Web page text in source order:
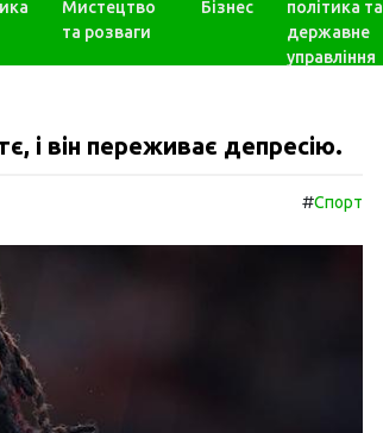
Мистецтво
та розваги
Бізнес
політика та
державне
управління
і він переживає депресію.
#Спорт